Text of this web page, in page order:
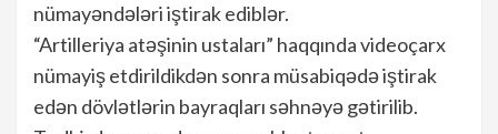
nümayəndələri iştirak ediblər.
“Artilleriya atəşinin ustaları” haqqında videoçarx
nümayiş etdirildikdən sonra müsabiqədə iştirak
edən dövlətlərin bayraqları səhnəyə gətirilib.